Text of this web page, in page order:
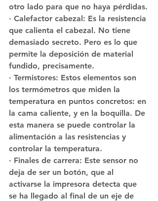
otro lado para que no haya pérdidas.
· Calefactor cabezal: Es la resistencia
que calienta el cabezal. No tiene
demasiado secreto. Pero es lo que
permite la deposición de material
fundido, precisamente.
· Termistores: Estos elementos son
los termómetros que miden la
temperatura en puntos concretos: en
la cama caliente, y en la boquilla. De
esta manera se puede controlar la
alimentación a las resistencias y
controlar la temperatura.
· Finales de carrera: Este sensor no
deja de ser un botón, que al
activarse la impresora detecta que
se ha llegado al final de un eje de